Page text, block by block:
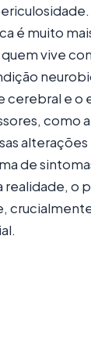
é muito
vive
cerebral e o
como
de
realidade, o